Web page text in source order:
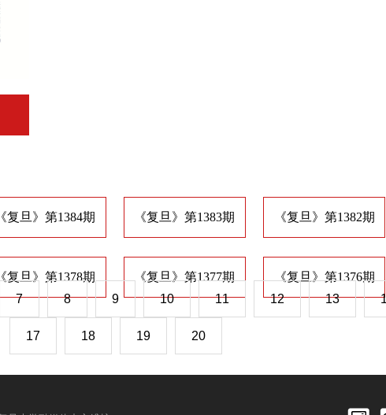
《复旦》第1384期 《复旦》第1383期 《复旦》第1382期
《复旦》第1378期 《复旦》第1377期 《复旦》第1376期
7 8 9 10 11 12 13
17 18 19 20